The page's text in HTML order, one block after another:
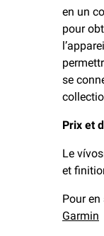
en un
pour
se
Prix et
Le
et
Pour
Garmin